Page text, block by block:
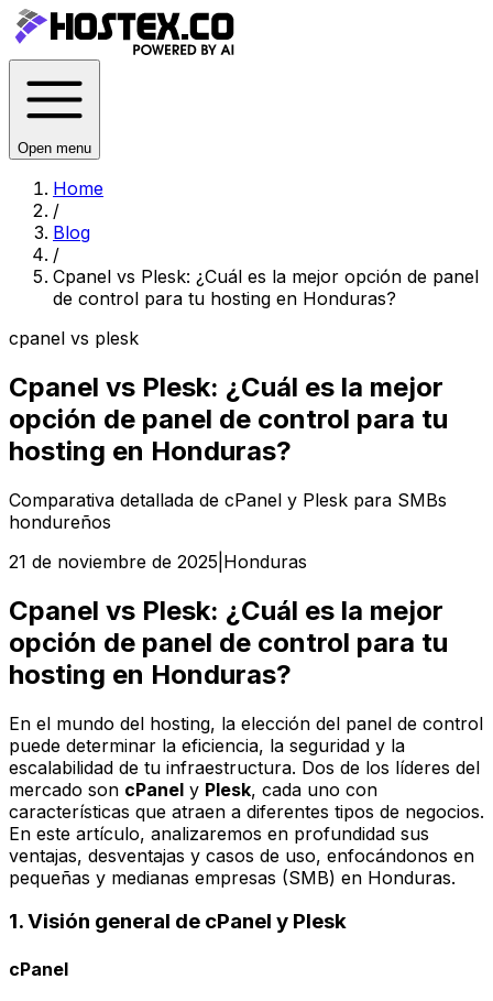
Open menu
Home
/
Blog
/
Cpanel vs Plesk: ¿Cuál es la mejor opción de panel
de control para tu hosting en Honduras?
cpanel vs plesk
Cpanel vs Plesk: ¿Cuál es la mejor
opción de panel de control para tu
hosting en Honduras?
Comparativa detallada de cPanel y Plesk para SMBs
hondureños
21 de noviembre de 2025 Honduras
Cpanel vs Plesk: ¿Cuál es la mejor
opción de panel de control para tu
hosting en Honduras?
En el mundo del hosting, la elección del panel de control
puede determinar la eficiencia, la seguridad y la
escalabilidad de tu infraestructura. Dos de los líderes del
mercado son cPanel y Plesk, cada uno con
características que atraen a diferentes tipos de negocios.
En este artículo, analizaremos en profundidad sus
ventajas, desventajas y casos de uso, enfocándonos en
pequeñas y medianas empresas (SMB) en Honduras.
1. Visión general de cPanel y Plesk
cPanel